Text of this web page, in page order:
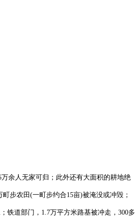
余人无家可归；此外还有大面积的耕地绝
步农田(一町步约合15亩)被淹没或冲毁；
铁道部门，1.7万平方米路基被冲走，300多